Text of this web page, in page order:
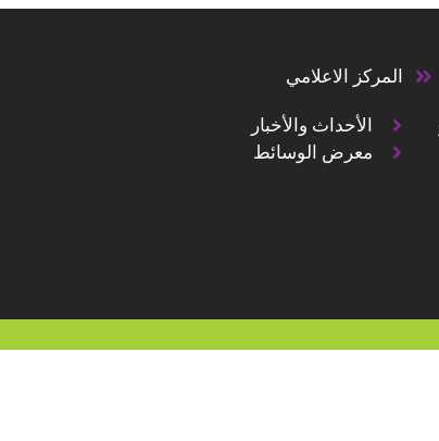
المركز الاعلامي
الأحداث والأخبار
معرض الوسائط